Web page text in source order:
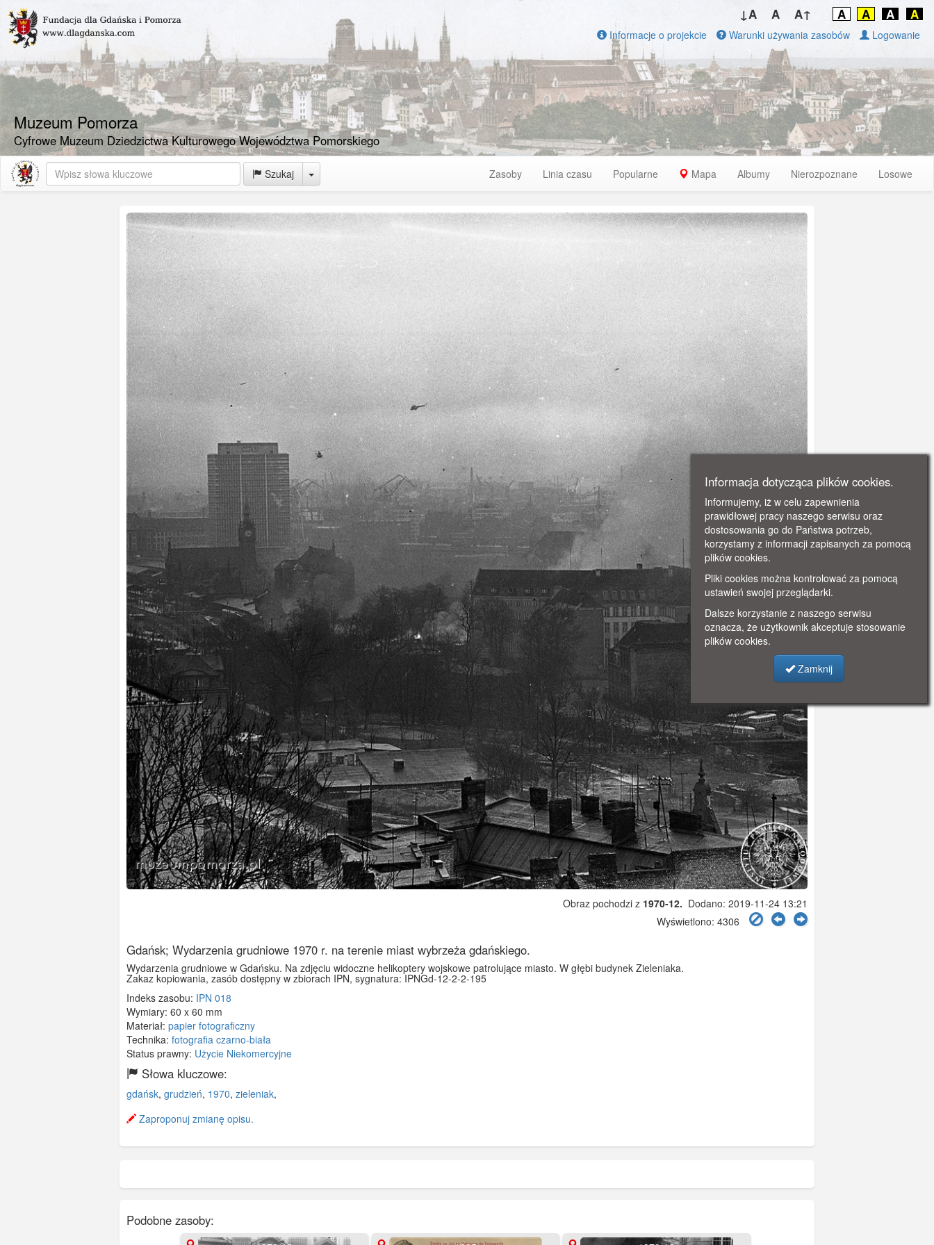
Muzeum Pomorza
Cyfrowe Muzeum Dziedzictwa Kulturowego Województwa Pomorskiego
↓A A A↑ A A A A
Informacje o projekcie Warunki używania zasobów Logowanie
Szukaj Toggle Dropdown Zasoby Linia czasu Popularne Mapa Albumy Nierozpoznane Losowe
Obraz pochodzi z 1970-12. Dodano: 2019-11-24 13:21
Wyświetlono: 4306
Gdańsk; Wydarzenia grudniowe 1970 r. na terenie miast wybrzeża gdańskiego.
Wydarzenia grudniowe w Gdańsku. Na zdjęciu widoczne helikoptery wojskowe patrolujące miasto. W głębi budynek Zieleniaka.
Zakaz kopiowania, zasób dostępny w zbiorach IPN, sygnatura: IPNGd-12-2-2-195
Indeks zasobu: IPN 018
Wymiary: 60 x 60 mm
Materiał: papier fotograficzny
Technika: fotografia czarno-biała
Status prawny: Użycie Niekomercyjne
Słowa kluczowe:
gdańsk, grudzień, 1970, zieleniak,
Zaproponuj zmianę opisu.
Podobne zasoby:
Informacja dotycząca plików cookies.
Informujemy, iż w celu zapewnienia
prawidłowej pracy naszego serwisu oraz
dostosowania go do Państwa potrzeb,
korzystamy z informacji zapisanych za pomocą
plików cookies.
Pliki cookies można kontrolować za pomocą
ustawień swojej przeglądarki.
Dalsze korzystanie z naszego serwisu
oznacza, że użytkownik akceptuje stosowanie
plików cookies.
Zamknij